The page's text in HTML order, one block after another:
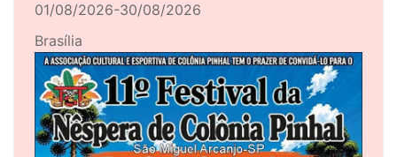
01/08/2026-30/08/2026
Brasília